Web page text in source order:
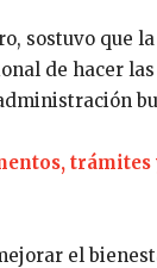
sostuvo que
de hacer las
el